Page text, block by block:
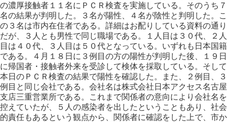
の濃厚接触者１１名にＰＣＲ検査を実施している。そのうち７
名の結果が判明した。３名が陽性、４名が陰性と判明した。こ
の３名は市内在住者である。詳細はお配りしている資料の通り
だが、３人とも男性で同じ職場である。１人目は３０代、２人
目は４０代、３人目は５０代となっている。いずれも日本国籍
である。４月１８日に３例目の方の陽性が判明した後、１９日
に帰国者・接触者外来を受診して検体を採取している。そして
本日のＰＣＲ検査の結果で陽性を確認した。また、２例目、３
例目と同じ会社である。会社名は株式会社日本アクセス名古屋
支店三重営業所である。これまで関係者の意向により会社名を
控えていたが、５人の感染者を出したということもあり、社会
的責任もあるという観点から、関係者に確認をした上で、市か